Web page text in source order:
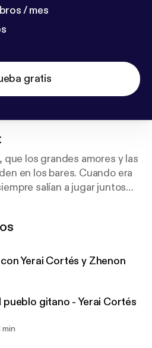
/ mes
gratis
que los grandes amores y las
en los bares. Cuando era
salían a jugar juntos
abierto mi propio bar para
realmente me interesan.
a personas que, aunque a
común, siempre habrá un
historias abrimos las
lugar en el que todas sois
Yerai Cortés y Zhenon
pueblo gitano - Yerai Cortés
min